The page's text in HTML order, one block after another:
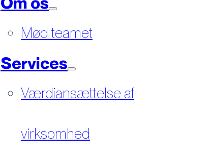
Mød teamet
Services
Værdiansættelse af
virksomhed